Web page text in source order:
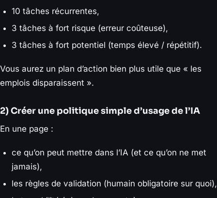
10 tâches récurrentes,
3 tâches à fort risque (erreur coûteuse),
3 tâches à fort potentiel (temps élevé / répétitif).
Vous aurez un plan d’action bien plus utile que « les
emplois disparaissent ».
2) Créer une politique simple d’usage de l’IA
En une page :
ce qu’on peut mettre dans l’IA (et ce qu’on ne met
jamais),
les règles de validation (humain obligatoire sur quoi),